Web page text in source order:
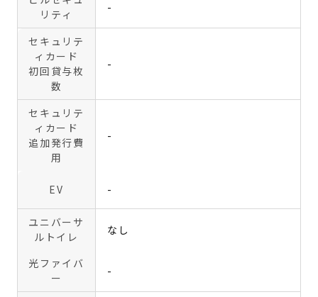
リティ
-
セキュリテ
ィカード
初回貸与枚
数
-
セキュリテ
ィカード
追加発行費
用
-
EV -
ユニバーサ
ルトイレ
なし
光ファイバ
ー
-